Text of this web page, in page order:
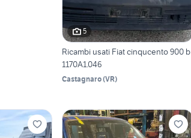
5
Ricambi usati Fiat cinqucento 900 b
1170A1.046
Castagnaro(VR)